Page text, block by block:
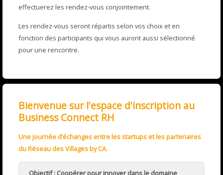
effectuerez les rendez-vous conjointement.
Les rendez-vous seront répartis selon vos choix et en
fonction des participants qui vous auront aussi sélectionné
pour une rencontre.
Bienvenue sur l'espace d'inscription au
Business Connect RH
Une journée d’échanges entre les startups et les partenaires
du Réseau des Villages by CA.
Objectif : Coopérer pour innover dans le domaine